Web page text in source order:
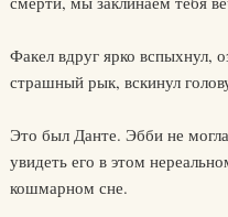
Факел вдруг ярко вспыхнул,
страшный рык, вскинул
Это был Данте. Эбби не
увидеть его в этом
кошмарном сне.